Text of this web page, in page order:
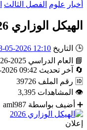
أخبار
علوم الفصل الثالث
الهيكل الوزاري 2026
🕒 التاريخ 12:10 2026-05-18
📘
العام الدراسي 2025-2026
🔄
آخر تحديث 09:42 2026-05-18
🆔 رقم الملف 39726
👁 المشاهدات 3,395
➕ أضيف بواسطة aml987
إعلان